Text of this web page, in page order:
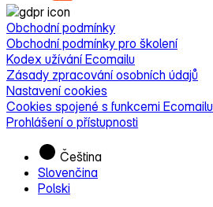
Obchodní podmínky
Obchodní podmínky pro školení
Kodex užívání Ecomailu
Zásady zpracování osobních údajů
Nastavení cookies
Cookies spojené s funkcemi Ecomailu
Prohlášení o přístupnosti
Čeština
Slovenčina
Polski